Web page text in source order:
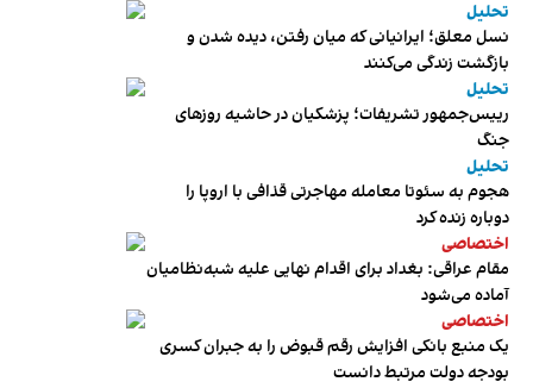
تحلیل
نسل معلق؛ ایرانیانی که میان رفتن، دیده شدن و
بازگشت زندگی می‌کنند
تحلیل
رییس‌جمهور تشریفات؛ پزشکیان در حاشیه روزهای
جنگ
تحلیل
هجوم به سئوتا معامله مهاجرتی قذافی با اروپا را
دوباره زنده کرد
اختصاصی
مقام عراقی: بغداد برای اقدام نهایی علیه شبه‌نظامیان
آماده می‌شود
اختصاصی
یک منبع بانکی افزایش رقم قبوض را به جبران کسری
بودجه دولت مرتبط دانست